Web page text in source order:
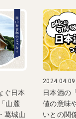
ぐ日本
山麓
葛城山
2024.04.09
日本酒の
値の意味
いとの関